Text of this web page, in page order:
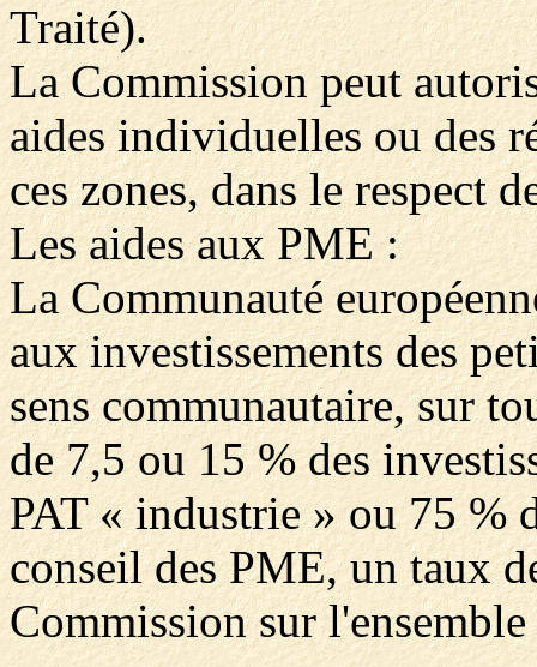
Traité).
La Commission peut
aides individuelles ou des
ces zones, dans le respect
Les aides aux PME :
La Communauté
aux investissements des
sens communautaire, sur
de 7,5 ou 15 % des
PAT « industrie » ou 75 %
conseil des PME, un taux
Commission sur